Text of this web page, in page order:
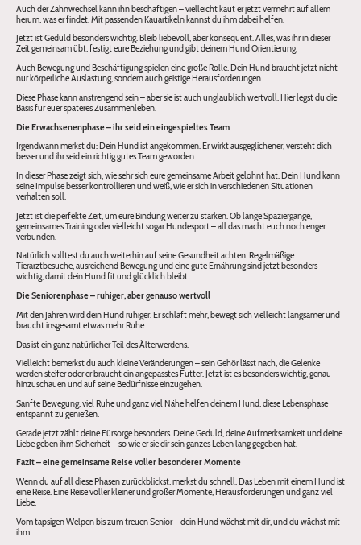
Auch der Zahnwechsel kann ihn beschäftigen – vielleicht kaut er jetzt vermehrt auf allem
herum, was er findet. Mit passenden Kauartikeln kannst du ihm dabei helfen.
Jetzt ist Geduld besonders wichtig. Bleib liebevoll, aber konsequent. Alles, was ihr in dieser
Zeit gemeinsam übt, festigt eure Beziehung und gibt deinem Hund Orientierung.
Auch Bewegung und Beschäftigung spielen eine große Rolle. Dein Hund braucht jetzt nicht
nur körperliche Auslastung, sondern auch geistige Herausforderungen.
Diese Phase kann anstrengend sein – aber sie ist auch unglaublich wertvoll. Hier legst du die
Basis für euer späteres Zusammenleben.
Die Erwachsenenphase – ihr seid ein eingespieltes Team
Irgendwann merkst du: Dein Hund ist angekommen. Er wirkt ausgeglichener, versteht dich
besser und ihr seid ein richtig gutes Team geworden.
In dieser Phase zeigt sich, wie sehr sich eure gemeinsame Arbeit gelohnt hat. Dein Hund kann
seine Impulse besser kontrollieren und weiß, wie er sich in verschiedenen Situationen
verhalten soll.
Jetzt ist die perfekte Zeit, um eure Bindung weiter zu stärken. Ob lange Spaziergänge,
gemeinsames Training oder vielleicht sogar Hundesport – all das macht euch noch enger
verbunden.
Natürlich solltest du auch weiterhin auf seine Gesundheit achten. Regelmäßige
Tierarztbesuche, ausreichend Bewegung und eine gute Ernährung sind jetzt besonders
wichtig, damit dein Hund fit und glücklich bleibt.
Die Seniorenphase – ruhiger, aber genauso wertvoll
Mit den Jahren wird dein Hund ruhiger. Er schläft mehr, bewegt sich vielleicht langsamer und
braucht insgesamt etwas mehr Ruhe.
Das ist ein ganz natürlicher Teil des Älterwerdens.
Vielleicht bemerkst du auch kleine Veränderungen – sein Gehör lässt nach, die Gelenke
werden steifer oder er braucht ein angepasstes Futter. Jetzt ist es besonders wichtig, genau
hinzuschauen und auf seine Bedürfnisse einzugehen.
Sanfte Bewegung, viel Ruhe und ganz viel Nähe helfen deinem Hund, diese Lebensphase
entspannt zu genießen.
Gerade jetzt zählt deine Fürsorge besonders. Deine Geduld, deine Aufmerksamkeit und deine
Liebe geben ihm Sicherheit – so wie er sie dir sein ganzes Leben lang gegeben hat.
Fazit – eine gemeinsame Reise voller besonderer Momente
Wenn du auf all diese Phasen zurückblickst, merkst du schnell: Das Leben mit einem Hund ist
eine Reise. Eine Reise voller kleiner und großer Momente, Herausforderungen und ganz viel
Liebe.
Vom tapsigen Welpen bis zum treuen Senior – dein Hund wächst mit dir, und du wächst mit
ihm.